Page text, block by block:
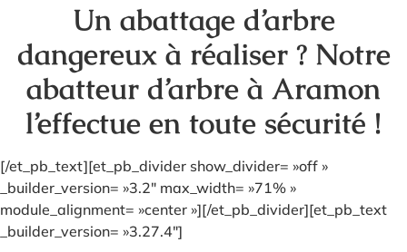
Un abattage d’arbre
dangereux à réaliser ? Notre
abatteur d’arbre à Aramon
l’effectue en toute sécurité !
[/et_pb_text][et_pb_divider show_divider= »off »
_builder_version= »3.2″ max_width= »71% »
module_alignment= »center »][/et_pb_divider][et_pb_text
_builder_version= »3.27.4″]